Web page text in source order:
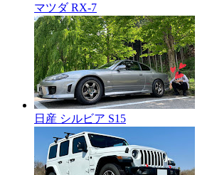
マツダ RX-7
日産 シルビア S15